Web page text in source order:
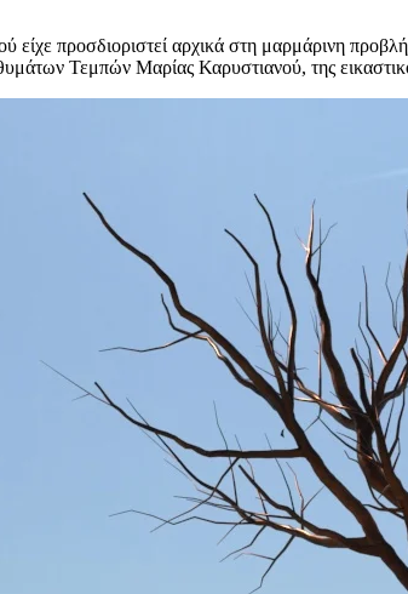
είχε προσδιοριστεί αρχικά στη μαρμάρινη
Τεμπών Μαρίας Καρυστιανού, της